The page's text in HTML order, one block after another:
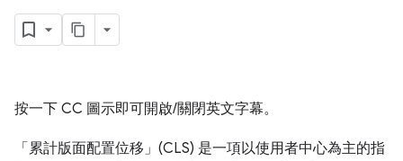
按一下 CC 圖示即可開啟/關閉英文字幕。
「累計版面配置位移」(CLS) 是一項以使用者中心為主的指